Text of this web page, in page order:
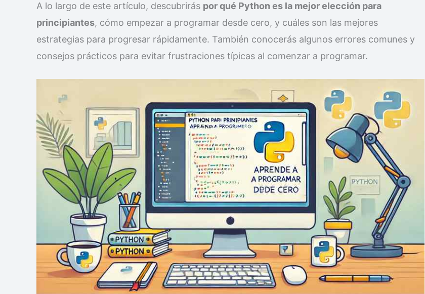
A lo largo de este artículo, descubrirás por qué Python es la mejor elección para
principiantes, cómo empezar a programar desde cero, y cuáles son las mejores
estrategias para progresar rápidamente. También conocerás algunos errores comunes y
consejos prácticos para evitar frustraciones típicas al comenzar a programar.